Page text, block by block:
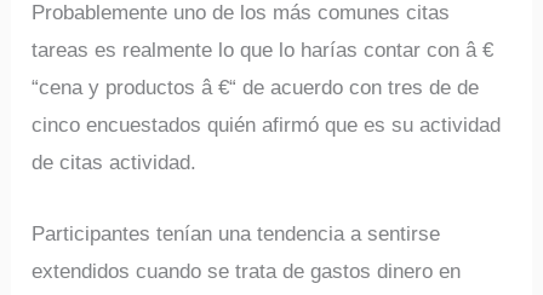
Probablemente uno de los más comunes citas
tareas es realmente lo que lo harías contar con â €
“cena y productos â €“ de acuerdo con tres de de
cinco encuestados quién afirmó que es su actividad
de citas actividad.
Participantes tenían una tendencia a sentirse
extendidos cuando se trata de gastos dinero en